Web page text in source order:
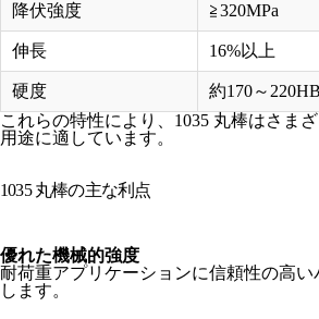
降伏強度 ≧320MPa
伸長 16%以上
硬度
約170～220HB
これらの特性により、1035 丸棒はさま
用途に適しています。
1035 丸棒の主な利点
優れた機械的強度
耐荷重アプリケーションに信頼性の高
します。